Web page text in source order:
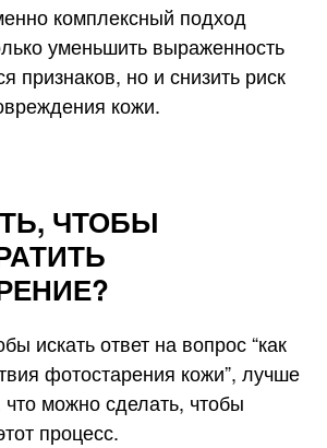
комплексный подход
уменьшить выраженность
признаков, но и снизить риск
кожи.
ЧТОБЫ
искать ответ на вопрос “как
фотостарения кожи”, лучше
можно сделать, чтобы
процесс.